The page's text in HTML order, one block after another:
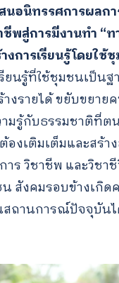
นอนิทรรศการผลกา
พสู่การมีงานทำ “ท
งการเรียนรู้โดยใช้
ยนรู้ที่ใช้ชุมชนเป็น
งรายได้ ขยับขยาย
มรู้กับธรรมชาติที่ต
งเติมเต็มและสร้า
าร วิชาชีพ และวิชา
สังคมรอบข้างเกิด
สถานการณ์ปัจจุบัน